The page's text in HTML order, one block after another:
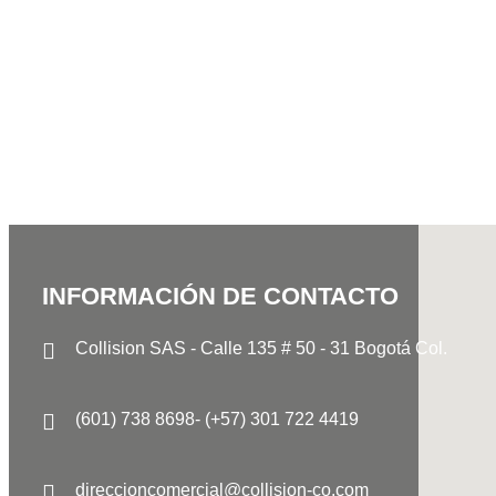
INFORMACIÓN DE CONTACTO
Collision SAS - Calle 135 # 50 - 31 Bogotá Col.
(601) 738 8698- (+57) 301 722 4419
direccioncomercial@collision-co.com